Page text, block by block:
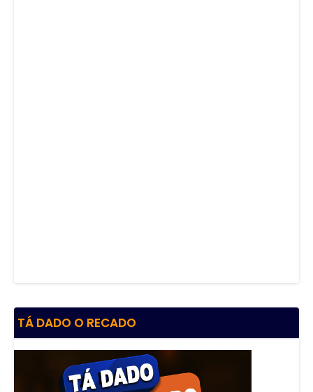
TÁ DADO O RECADO